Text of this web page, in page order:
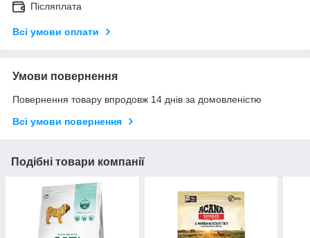
Післяплата
Всі умови оплати
Умови повернення
Повернення товару впродовж 14 днів за домовленістю
Всі умови повернення
Подібні товари компанії